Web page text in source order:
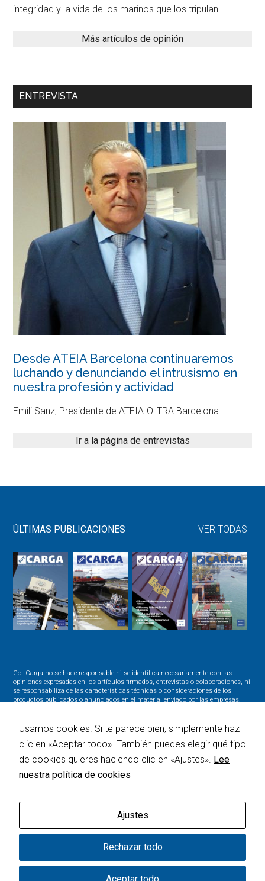
integridad y la vida de los marinos que los tripulan.
Más artículos de opinión
ENTREVISTA
Desde ATEIA Barcelona continuaremos
luchando y denunciando el intrusismo en
nuestra profesión y actividad
Emili Sanz, Presidente de ATEIA-OLTRA Barcelona
Ir a la página de entrevistas
ÚLTIMAS PUBLICACIONES VER TODAS
Got Carga no se hace responsable ni se identifica necesariamente con las
opiniones expresadas en los artículos firmados, entrevistas o colaboraciones, ni
se responsabiliza de las características técnicas o consideraciones de los
productos publicados o anunciados en el material enviado por las empresas.
BUSCAR
Política de privacidad-Política de cookies
Usamos cookies. Si te parece bien, simplemente haz
clic en «Aceptar todo». También puedes elegir qué tipo
de cookies quieres haciendo clic en «Ajustes». Lee
nuestra política de cookies
Ajustes
Rechazar todo